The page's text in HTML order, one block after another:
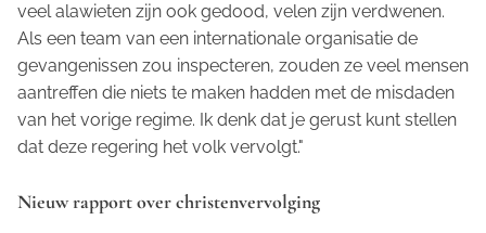
veel alawieten zijn ook gedood, velen zijn verdwenen.
Als een team van een internationale organisatie de
gevangenissen zou inspecteren, zouden ze veel mensen
aantreffen die niets te maken hadden met de misdaden
van het vorige regime. Ik denk dat je gerust kunt stellen
dat deze regering het volk vervolgt."
Nieuw rapport over christenvervolging